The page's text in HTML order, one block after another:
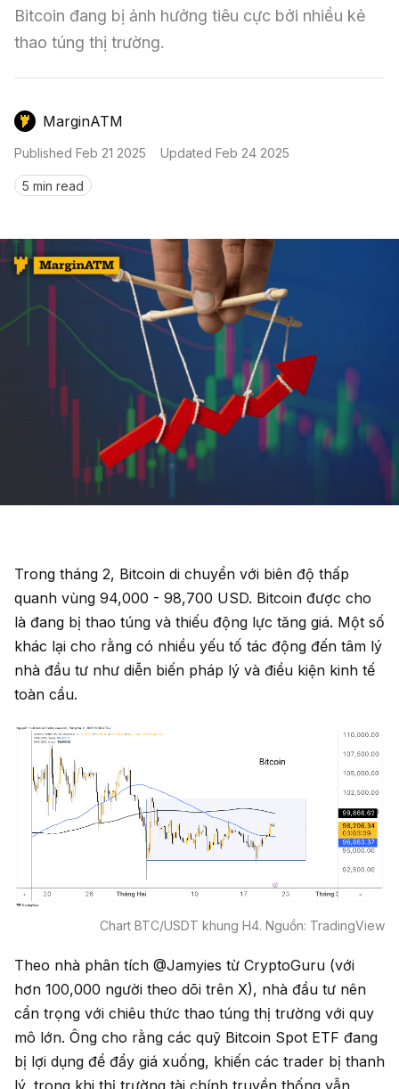
Kinh Nghiệm Đầu Tư
Sàn Giao Dịch
Mô Hình Biểu Đồ Giá
GameFi
Sign in
Bitcoin đang bị ảnh hưởng tiêu cực bởi nhiều kẻ
thao túng thị trường.
MarginATM
Published Feb 21 2025 Updated Feb 24 2025
5 min read
Trong tháng 2, Bitcoin di chuyển với biên độ thấp
quanh vùng 94,000 - 98,700 USD. Bitcoin được cho
là đang bị thao túng và thiếu động lực tăng giá. Một số
khác lại cho rằng có nhiều yếu tố tác động đến tâm lý
nhà đầu tư như diễn biến pháp lý và điều kiện kinh tế
toàn cầu.
Chart BTC/USDT khung H4. Nguồn: TradingView
Theo nhà phân tích @Jamyies từ CryptoGuru (với
hơn 100,000 người theo dõi trên X), nhà đầu tư nên
cẩn trọng với chiêu thức thao túng thị trường với quy
mô lớn. Ông cho rằng các quỹ Bitcoin Spot ETF đang
bị lợi dụng để đẩy giá xuống, khiến các trader bị thanh